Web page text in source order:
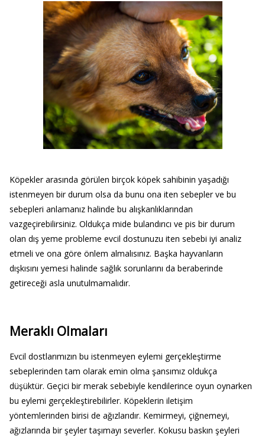
Köpekler arasında görülen birçok köpek sahibinin yaşadığı
istenmeyen bir durum olsa da bunu ona iten sebepler ve bu
sebepleri anlamanız halinde bu alışkanlıklarından
vazgeçirebilirsiniz. Oldukça mide bulandırıcı ve pis bir durum
olan dış yeme probleme evcil dostunuzu iten sebebi iyi analiz
etmeli ve ona göre önlem almalısınız. Başka hayvanların
dışkısını yemesi halinde sağlık sorunlarını da beraberinde
getireceği asla unutulmamalıdır.
Meraklı Olmaları
Evcil dostlarımızın bu istenmeyen eylemi gerçekleştirme
sebeplerinden tam olarak emin olma şansımız oldukça
düşüktür. Geçici bir merak sebebiyle kendilerince oyun oynarken
bu eylemi gerçekleştirebilirler. Köpeklerin iletişim
yöntemlerinden birisi de ağızlarıdır. Kemirmeyi, çiğnemeyi,
ağızlarında bir şeyler taşımayı severler. Kokusu baskın şeyleri